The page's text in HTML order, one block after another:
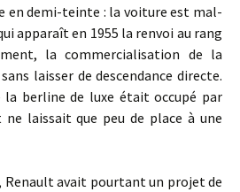
en demi-teinte : la voiture est mal-
apparaît en 1955 la renvoi au rang
la commercialisation de la
laisser de descendance directe.
la berline de luxe était occupé par
laissait que peu de place à une
avait pourtant un projet de